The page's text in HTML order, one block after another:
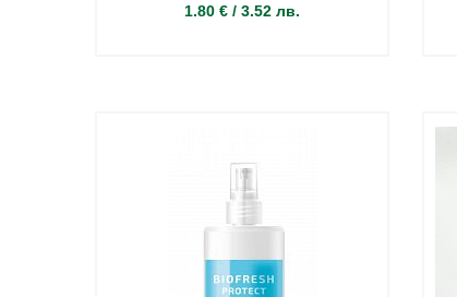
1.80 € / 3.52 лв.